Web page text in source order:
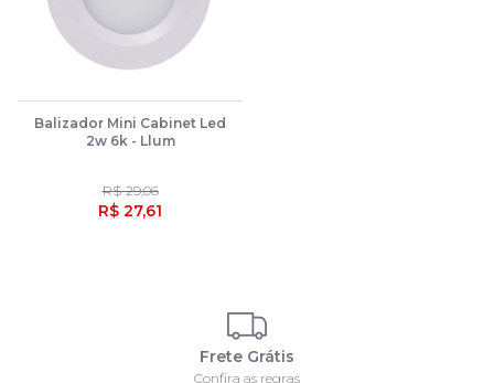
Balizador Mini Cabinet Led
2w 6k - Llum
R$ 29,06
R$ 27,61
Frete Grátis
Confira as regras